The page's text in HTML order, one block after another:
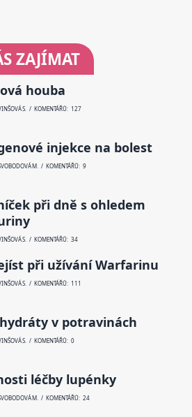
ZAJÍMAT
houba
S. / KOMENTÁŘŮ: 127
injekce na bolest
M. / KOMENTÁŘŮ: 9
při dně s ohledem
S. / KOMENTÁŘŮ: 34
při užívání Warfarinu
S. / KOMENTÁŘŮ: 111
v potravinách
S. / KOMENTÁŘŮ: 0
léčby lupénky
M. / KOMENTÁŘŮ: 24